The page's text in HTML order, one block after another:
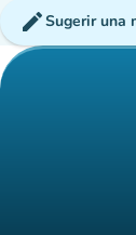
editSugerir una